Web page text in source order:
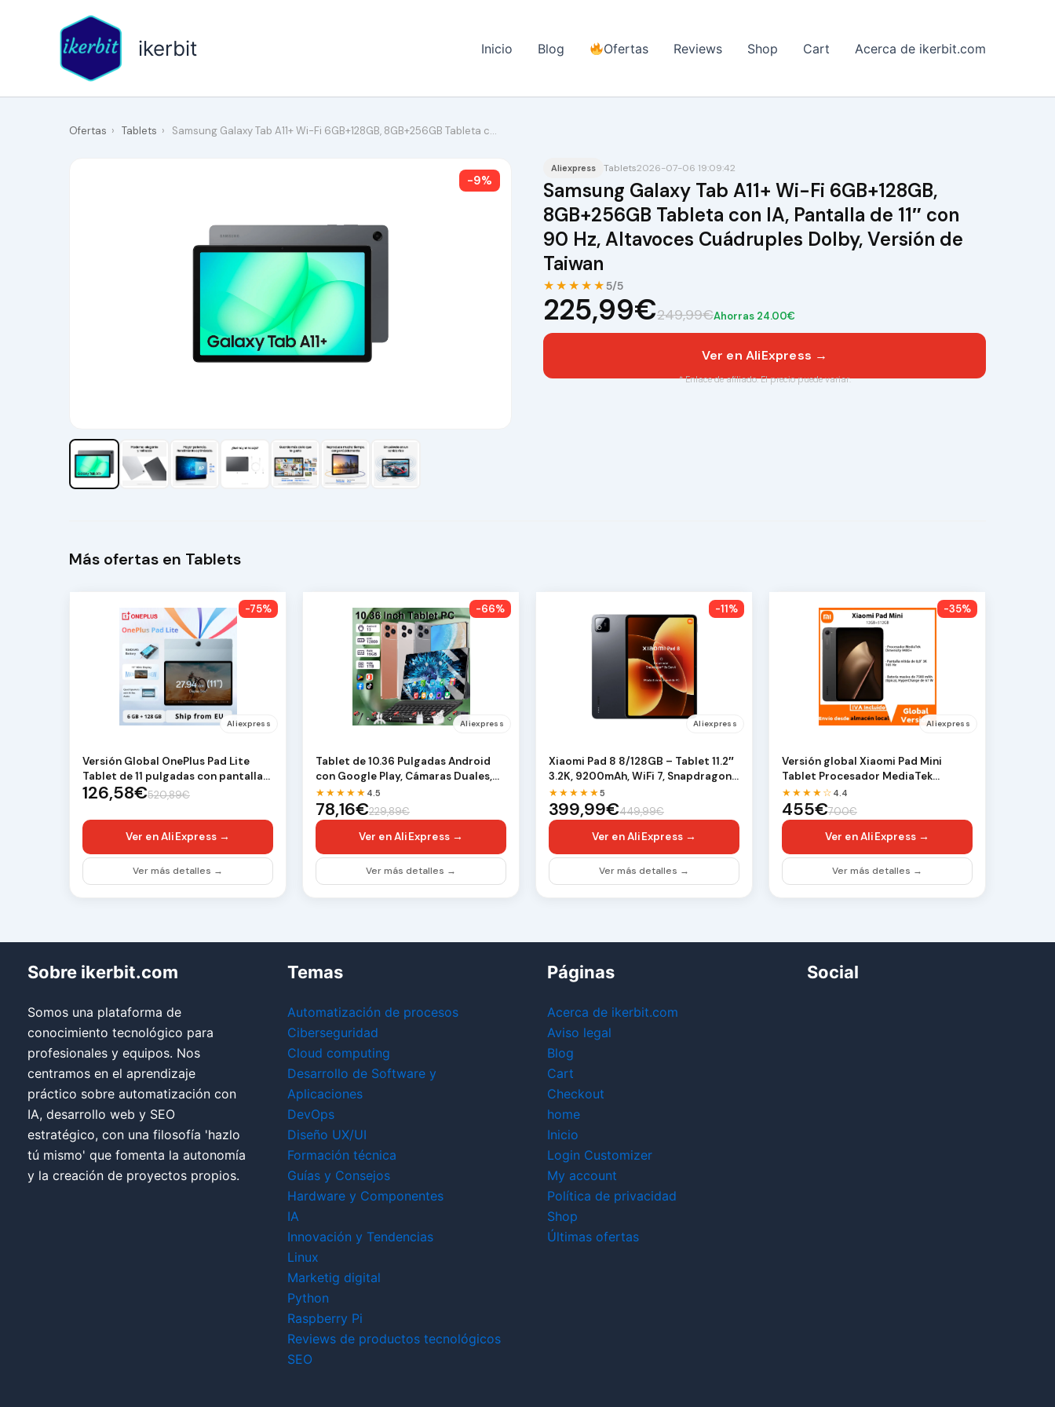
ikerbit Inicio Blog Ofertas Reviews Shop Cart Acerca de ikerbit.com
Ofertas › Tablets › Samsung Galaxy Tab A11+ Wi-Fi 6GB+128GB, 8GB+256GB Tableta c…
-9%
Aliexpress Tablets2026-07-06 19:09:42
Samsung Galaxy Tab A11+ Wi-Fi 6GB+128GB,
8GB+256GB Tableta con IA, Pantalla de 11″ con
90 Hz, Altavoces Cuádruples Dolby, Versión de
Taiwan
★★★★★5/5
225,99€249,99€Ahorras 24.00€
Ver en AliExpress →
* Enlace de afiliado. El precio puede variar.
Más ofertas en Tablets
-75%
Aliexpress
Versión Global OnePlus Pad Lite
Tablet de 11 pulgadas con pantalla
de 90Hz para…
126,58€520,89€
Ver en AliExpress →
Ver más detalles →
-66%
Aliexpress
Tablet de 10.36 Pulgadas Android
con Google Play, Cámaras Duales,
Tablet PC de …
★★★★★ 4.5
78,16€229,89€
Ver en AliExpress →
Ver más detalles →
-11%
Aliexpress
Xiaomi Pad 8 8/128GB – Tablet 11.2″
3.2K, 9200mAh, WiFi 7, Snapdragon
8s …
★★★★★5
399,99€449,99€
Ver en AliExpress →
Ver más detalles →
-35%
Aliexpress
Versión global Xiaomi Pad Mini
Tablet Procesador MediaTek
Dimensity 9400+ Panta…
★★★★☆ 4.4
455€700€
Ver en AliExpress →
Ver más detalles →
Sobre ikerbit.com
Somos una plataforma de
conocimiento tecnológico para
profesionales y equipos. Nos
centramos en el aprendizaje
práctico sobre automatización con
IA, desarrollo web y SEO
estratégico, con una filosofía 'hazlo
tú mismo' que fomenta la autonomía
y la creación de proyectos propios.
Temas
Automatización de procesos
Ciberseguridad
Cloud computing
Desarrollo de Software y
Aplicaciones
DevOps
Diseño UX/UI
Formación técnica
Guías y Consejos
Hardware y Componentes
IA
Innovación y Tendencias
Linux
Marketig digital
Python
Raspberry Pi
Reviews de productos tecnológicos
SEO
Páginas
Acerca de ikerbit.com
Aviso legal
Blog
Cart
Checkout
home
Inicio
Login Customizer
My account
Política de privacidad
Shop
Últimas ofertas
Social